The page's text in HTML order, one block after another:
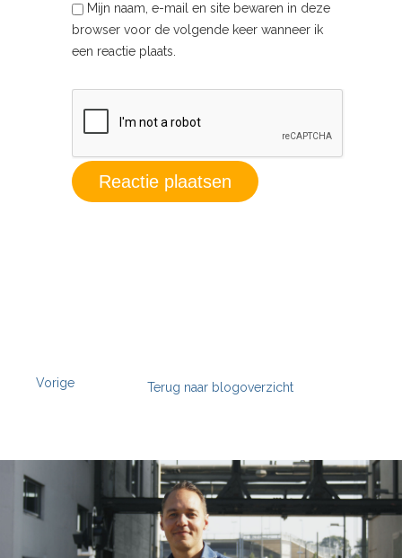
Mijn naam, e-mail en site bewaren in deze
browser voor de volgende keer wanneer ik
een reactie plaats.
Vorige Terug naar blogoverzicht